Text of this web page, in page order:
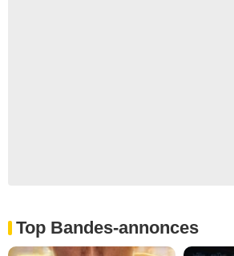
Top Bandes-annonces